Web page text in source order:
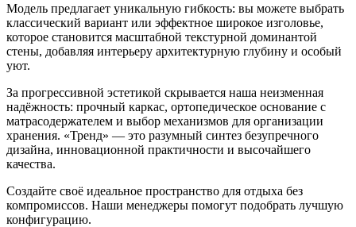
Модель предлагает уникальную гибкость: вы можете выбрать
классический вариант или эффектное широкое изголовье,
которое становится масштабной текстурной доминантой
стены, добавляя интерьеру архитектурную глубину и особый
уют.
За прогрессивной эстетикой скрывается наша неизменная
надёжность: прочный каркас, ортопедическое основание с
матрасодержателем и выбор механизмов для организации
хранения. «Тренд» — это разумный синтез безупречного
дизайна, инновационной практичности и высочайшего
качества.
Создайте своё идеальное пространство для отдыха без
компромиссов. Наши менеджеры помогут подобрать лучшую
конфигурацию.